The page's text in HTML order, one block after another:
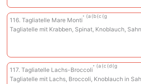
116. Tagliatelle Mare Monti
a b c g
Tagliatelle mit Krabben, Spinat, Knoblauch,
117. Tagliatelle Lachs-Broccoli
a c d g
Tagliatelle mit Lachs, Broccoli, Knoblauch in